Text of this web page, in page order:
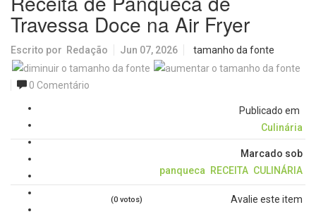
Travessa Doce na Air Fryer
Escrito por Redação Jun 07, 2026 tamanho da fonte
0 Comentário
Publicado em
Culinária
Marcado sob
panqueca
RECEITA CULINÁRIA
Avalie este item
(0 votos)